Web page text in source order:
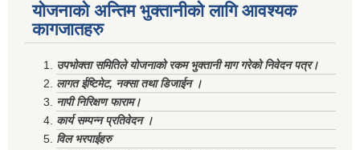
योजनाको अन्तिम भुक्तानीको लागि आवश्यक
कागजातहरु
उपभोक्ता समितिले योजनाको रकम भुक्तानी माग गरेको निवेदन पत्र।
लागत ईष्टिमेट, नक्सा तथा डिजाईन ।
नापी निरिक्षण फाराम।
कार्य सम्पन्न प्रतिवेदन ।
विल भरपाईहरु